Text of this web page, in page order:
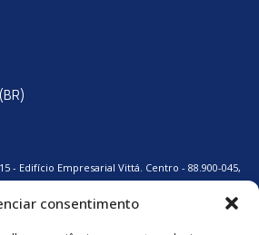
consentimento
- Edifício Empresarial Vittá. Centro - 88.900-045,